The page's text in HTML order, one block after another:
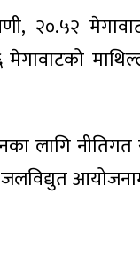
२०.५२
लागि
जलविद्युत